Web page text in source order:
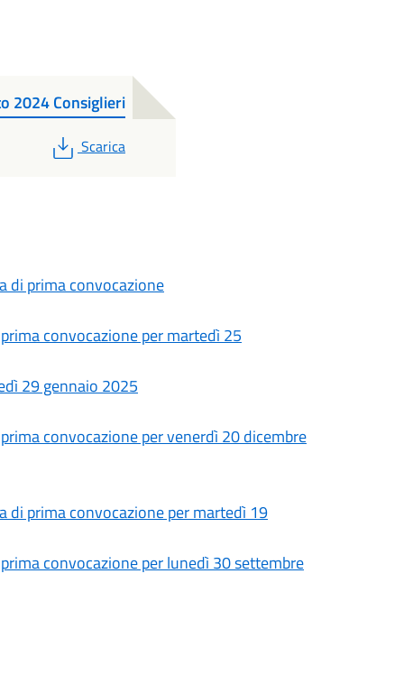
2024 Consiglieri
PDF
Scarica
di prima convocazione
convocazione per martedì 25
29 gennaio 2025
convocazione per venerdì 20 dicembre
di prima convocazione per martedì 19
convocazione per lunedì 30 settembre